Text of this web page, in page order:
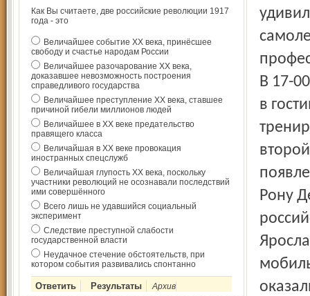
Как Вы считаете, две российские революции 1917
года - это
Величайшее событие ХХ века, принёсшее
свободу и счастье народам России
Величайшее разочарование ХХ века,
доказавшее невозможность построения
справедливого государства
Величайшее преступление ХХ века, ставшее
причиной гибели миллионов людей
Величайшее в ХХ веке предательство
правящего класса
Величайшая в ХХ веке провокация
иностранных спецслужб
Величайшая глупость ХХ века, поскольку
участники революций не осознавали последствий
ими совершённого
Всего лишь не удавшийся социальный
эксперимент
Следствие преступной слабости
государственной власти
Неудачное стечение обстоятельств, при
котором события развивались спонтанно
Архив
В 17-
в
Рону